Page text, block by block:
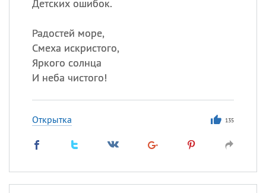
Детских ошибок.
Радостей море,
Смеха искристого,
Яркого солнца
И неба чистого!
Открытка 135